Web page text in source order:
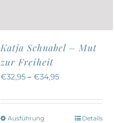
Katja Schnabel – Mut
zur Freiheit
€32,95 – €34,95
Ausführung
Details